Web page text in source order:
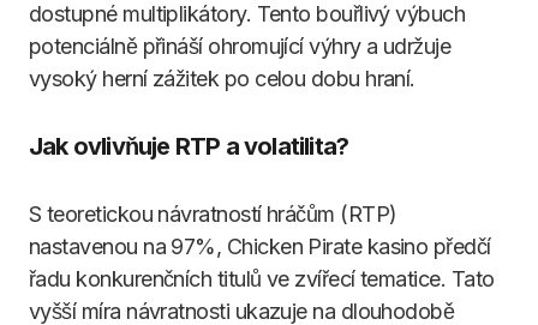
dostupné multiplikátory. Tento bouřlivý výbuch
potenciálně přináší ohromující výhry a udržuje
vysoký herní zážitek po celou dobu hraní.
Jak ovlivňuje RTP a volatilita?
S teoretickou návratností hráčům (RTP)
nastavenou na 97%, Chicken Pirate kasino předčí
řadu konkurenčních titulů ve zvířecí tematice. Tato
vyšší míra návratnosti ukazuje na dlouhodobě